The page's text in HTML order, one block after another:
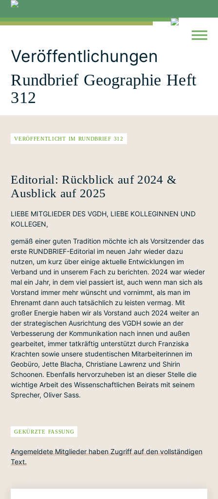
Skip
content
Veröffentlichungen
Rundbrief Geographie Heft
312
VERÖFFENTLICHT IM RUNDBRIEF 312
Editorial: Rückblick auf 2024 &
Ausblick auf 2025
LIEBE MITGLIEDER DES VGDH, LIEBE KOLLEGINNEN UND
KOLLEGEN,
gemäß einer guten Tradition möchte ich als Vorsitzender das
erste RUNDBRIEF-Editorial im neuen Jahr wieder dazu
nutzen, um kurz über einige aktuelle Entwicklungen im
Verband und in unserem Fach zu berichten. 2024 war wieder
mal ein Jahr, in dem viel passiert ist, auch wenn man sich als
Vorstand immer mehr wünscht und vornimmt, als man im
Ehrenamt dann auch tatsächlich zu leisten vermag. Mit
großer Energie haben wir als Vorstand auch 2024 weiter an
der strategischen Ausrichtung des VGDH sowie an der
Verbesserung der Kommunikation nach innen und außen
gearbeitet, immer tatkräftig unterstützt durch Franziska
Krachten sowie unsere studentischen Mitarbeiterinnen im
Geobüro, Jette Blacha, Christiane Lawrenz und Shirin
Schoonen. Ebenfalls hervorzuheben ist an dieser Stelle die
wichtige Arbeit des Wissenschaftlichen Beirats mit seinem
Sprecher, Oliver Sass.
GEKÜRZTE FASSUNG
Angemeldete Mitglieder haben Zugriff auf den vollständigen
Text.